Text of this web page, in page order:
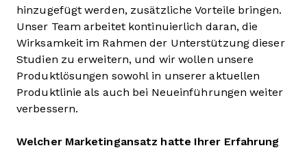
hinzugefügt werden, zusätzliche Vorteile bringen.
Unser Team arbeitet kontinuierlich daran, die
Wirksamkeit im Rahmen der Unterstützung dieser
Studien zu erweitern, und wir wollen unsere
Produktlösungen sowohl in unserer aktuellen
Produktlinie als auch bei Neueinführungen weiter
verbessern.
Welcher Marketingansatz hatte Ihrer Erfahrung